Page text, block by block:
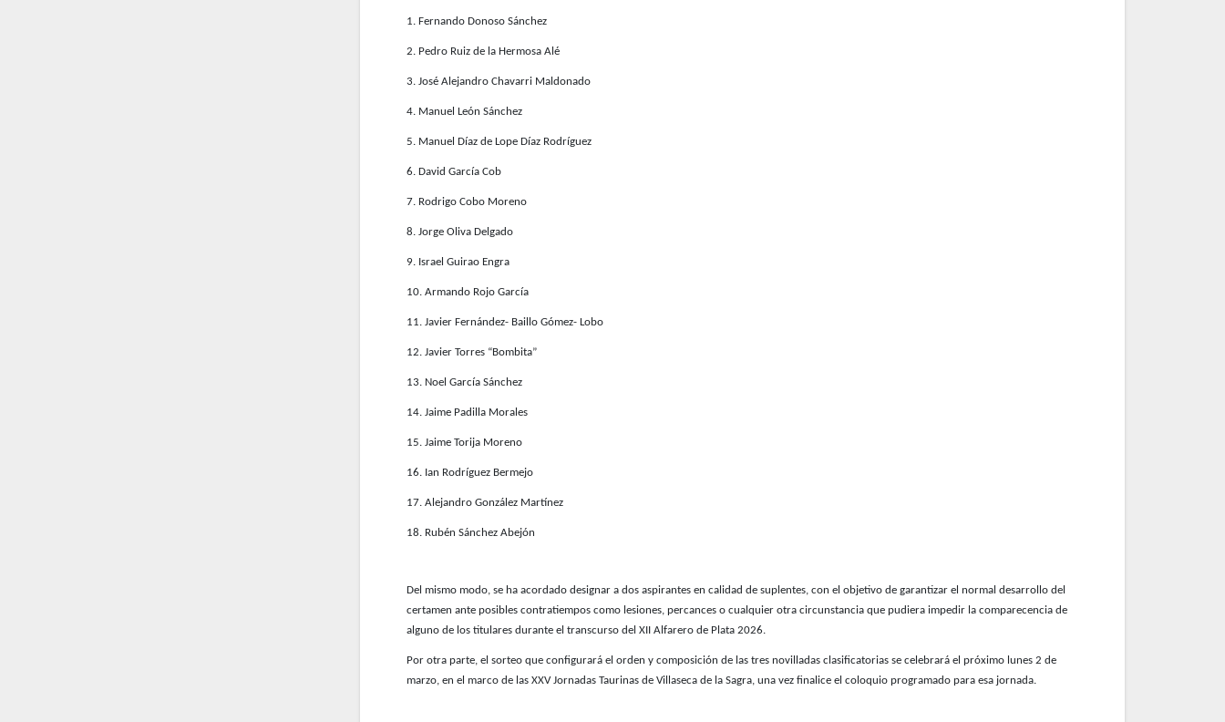
1. Fernando Donoso Sánchez
2. Pedro Ruiz de la Hermosa Alé
3. José Alejandro Chavarri Maldonado
4. Manuel León Sánchez
5. Manuel Díaz de Lope Díaz Rodríguez
6. David García Cob
7. Rodrigo Cobo Moreno
8. Jorge Oliva Delgado
9. Israel Guirao Engra
10. Armando Rojo García
11. Javier Fernández- Baillo Gómez- Lobo
12. Javier Torres “Bombita”
13. Noel García Sánchez
14. Jaime Padilla Morales
15. Jaime Torija Moreno
16. Ian Rodríguez Bermejo
17. Alejandro González Martínez
18. Rubén Sánchez Abejón
Del mismo modo, se ha acordado designar a dos aspirantes en calidad de suplentes, con el objetivo de garantizar el normal desarrollo del
certamen ante posibles contratiempos como lesiones, percances o cualquier otra circunstancia que pudiera impedir la comparecencia de
alguno de los titulares durante el transcurso del XII Alfarero de Plata 2026.
Por otra parte, el sorteo que configurará el orden y composición de las tres novilladas clasificatorias se celebrará el próximo lunes 2 de
marzo, en el marco de las XXV Jornadas Taurinas de Villaseca de la Sagra, una vez finalice el coloquio programado para esa jornada.